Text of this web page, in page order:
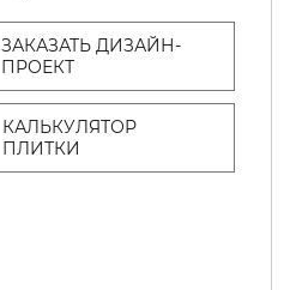
ЗАКАЗАТЬ ДИЗАЙН-
ПРОЕКТ
КАЛЬКУЛЯТОР
ПЛИТКИ